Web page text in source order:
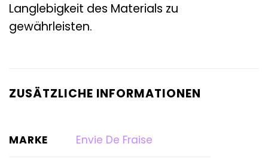
Langlebigkeit des Materials zu
gewährleisten.
ZUSÄTZLICHE INFORMATIONEN
MARKE Envie De Fraise